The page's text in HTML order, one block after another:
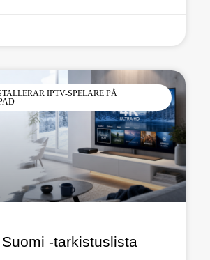
IPTV-SPELARE PÅ
-tarkistuslista